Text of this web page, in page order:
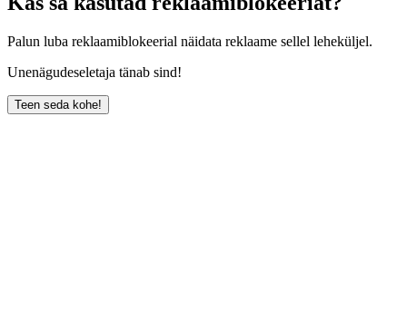
Palun luba reklaamiblokeerial näidata reklaame sellel leheküljel.
Unenägudeseletaja tänab sind!
Teen seda kohe!